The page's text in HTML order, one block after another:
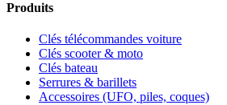
Produits
Clés télécommandes voiture
Clés scooter & moto
Clés bateau
Serrures & barillets
Accessoires (UFO, piles, coques)